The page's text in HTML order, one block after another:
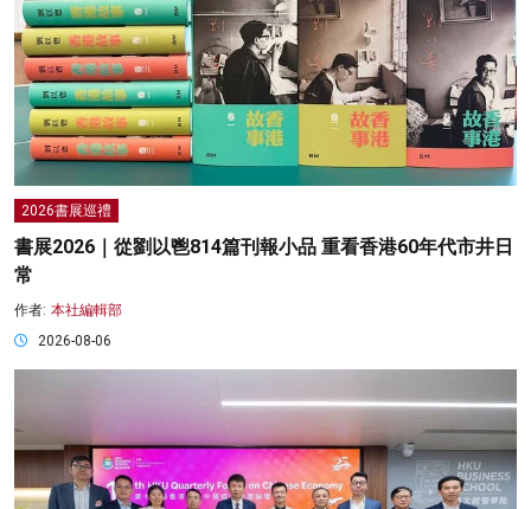
2026書展巡禮
書展2026｜從劉以鬯814篇刊報小品 重看香港60年代市井日
常
作者: 本社編輯部
2026-08-06